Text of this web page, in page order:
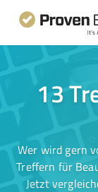
13
Wer wird gern
Treffern für
Jetzt